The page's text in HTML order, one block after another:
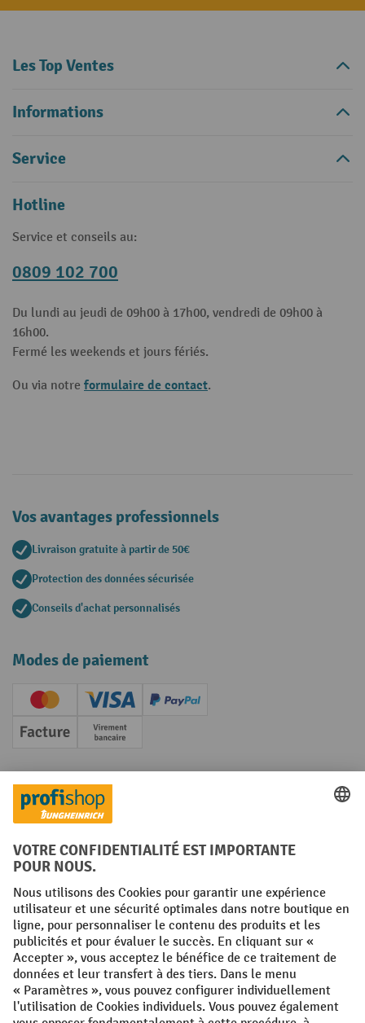
Les Top Ventes
Informations
Service
Hotline
Service et conseils au:
0809 102 700
Du lundi au jeudi de 09h00 à 17h00, vendredi de 09h00 à
16h00.
Fermé les weekends et jours fériés.
Ou via notre formulaire de contact.
Vos avantages professionnels
Livraison gratuite à partir de 50€
Protection des données sécurisée
Conseils d'achat personnalisés
Modes de paiement
Creditcard (Master)Creditcard (Visa)
PayPal
Facture Paiement anticipé
Réseaux sociaux
Facebook
YouTube
LinkedInInstagram
Conditions générales Mentions légales
Protection des Données Politique de cookies
All prices excl. VAT plusshipping costsand possible delivery charges,
if not stated otherwise.
¹ La remise est valable jusqu'à épuisement des stocks. La remise ne